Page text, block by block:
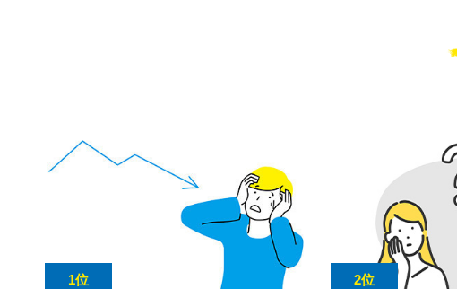
1位 2位